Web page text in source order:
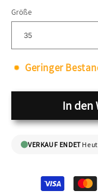
Größe
Geringer
In den
VERKAUF ENDET